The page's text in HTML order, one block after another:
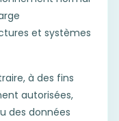
et systèmes
à des fins
autorisées,
des données